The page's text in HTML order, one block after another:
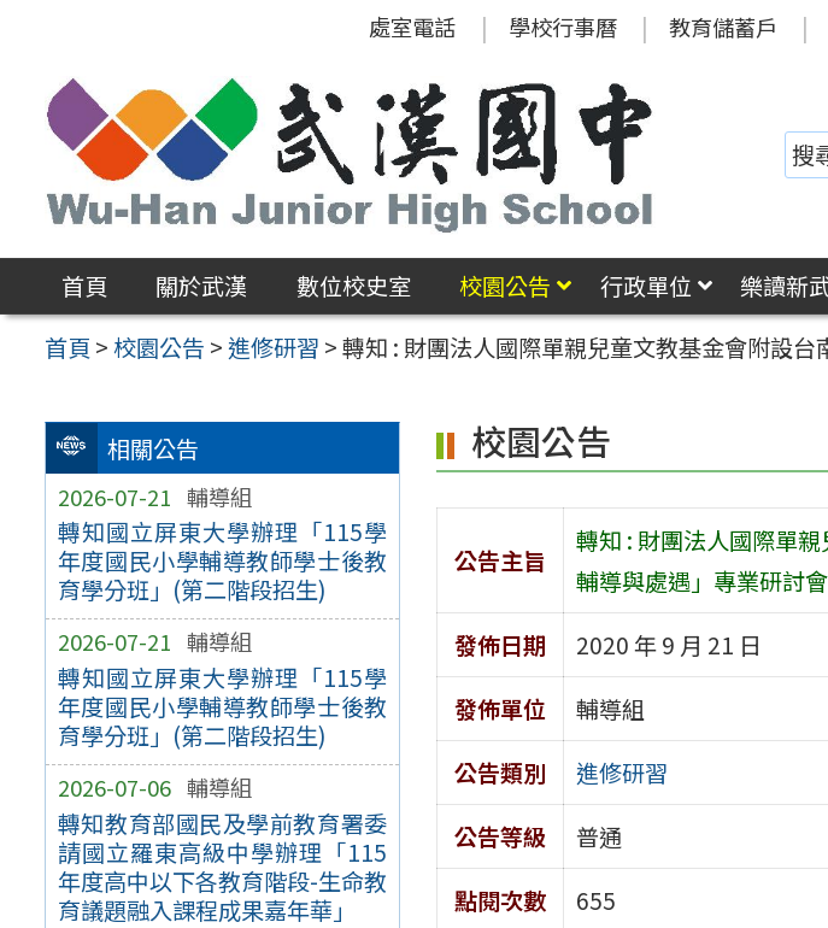
區
處室電話 學校行事曆 教育儲蓄戶
首頁 關於武漢 數位校史室 校園公告 行政單位 樂讀新
首頁 >校園公告 >進修研習 >轉知 : 財團法人國際單親兒童文教基金會附設
相關公告
2026-07-21 輔導組
轉知國立屏東大學辦理「115學
年度國民小學輔導教師學士後教
育學分班」(第二階段招生)
2026-07-21 輔導組
轉知國立屏東大學辦理「115學
年度國民小學輔導教師學士後教
育學分班」(第二階段招生)
2026-07-06 輔導組
轉知教育部國民及學前教育署委
請國立羅東高級中學辦理「115
年度高中以下各教育階段-生命教
育議題融入課程成果嘉年華」
校園公告
公告主旨
轉知 : 財團法人國際單
輔導與處遇」專業研討會
發佈日期
2020 年 9 月 21 日
發佈單位
輔導組
公告類別
進修研習
公告等級
普通
點閱次數
655